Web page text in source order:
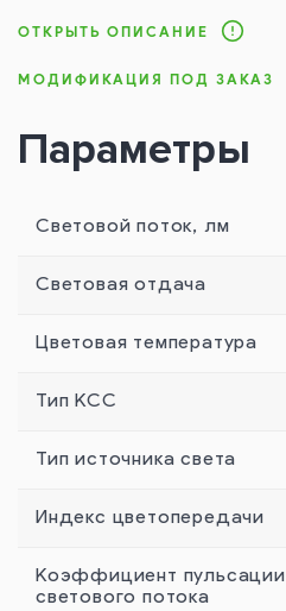
ОТКРЫТЬ ОПИСАНИЕ
МОДИФИКАЦИЯ ПОД ЗАКАЗ
Параметры
Световой поток, лм
Световая отдача
Цветовая температура
Тип КСС
Тип источника света
Индекс цветопередачи
Коэффициент пульсации
светового потока